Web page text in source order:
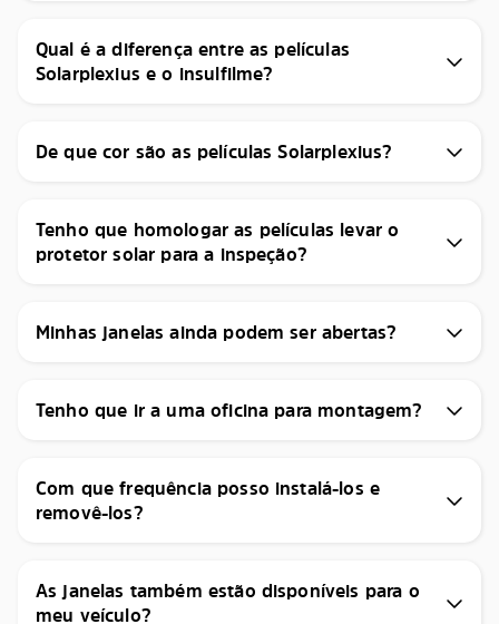
Qual é a diferença entre as películas
Solarplexius e o insulfilme?
De que cor são as películas Solarplexius?
Tenho que homologar as películas levar o
protetor solar para a inspeção?
Minhas janelas ainda podem ser abertas?
Tenho que ir a uma oficina para montagem?
Com que frequência posso instalá-los e
removê-los?
As janelas também estão disponíveis para o
meu veículo?